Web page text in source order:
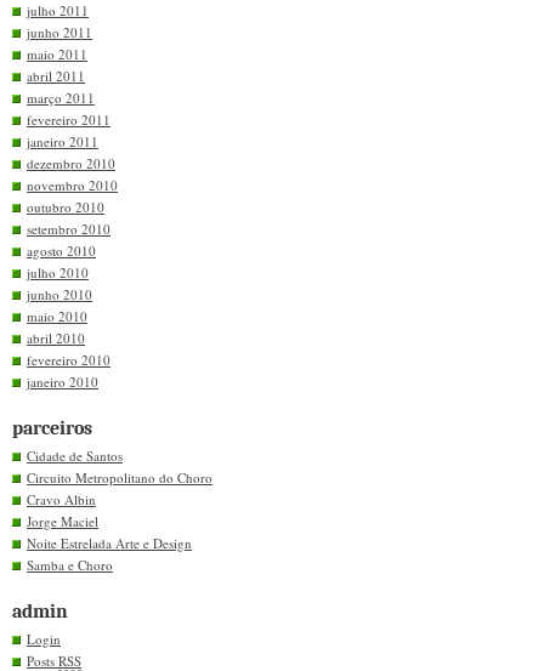
julho 2011
junho 2011
maio 2011
abril 2011
março 2011
fevereiro 2011
janeiro 2011
dezembro 2010
novembro 2010
outubro 2010
setembro 2010
agosto 2010
julho 2010
junho 2010
maio 2010
abril 2010
fevereiro 2010
janeiro 2010
parceiros
Cidade de Santos
Circuito Metropolitano do Choro
Cravo Albin
Jorge Maciel
Noite Estrelada Arte e Design
Samba e Choro
admin
Login
Posts RSS